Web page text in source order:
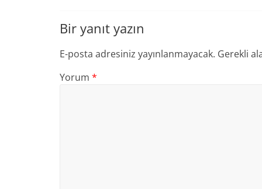
Bir yanıt yazın
E-posta adresiniz yayınlanmayacak. Gerekli
Yorum *